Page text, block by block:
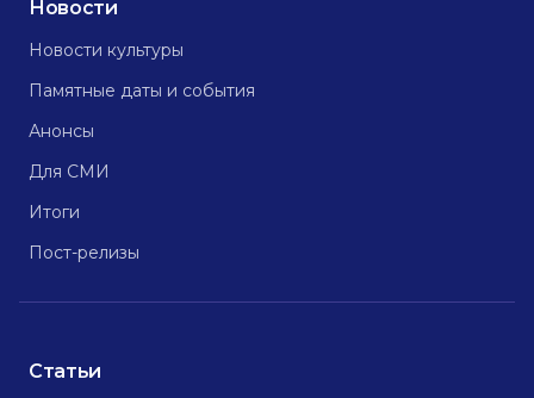
Новости
Новости культуры
Памятные даты и события
Анонсы
Для СМИ
Итоги
Пост-релизы
Статьи